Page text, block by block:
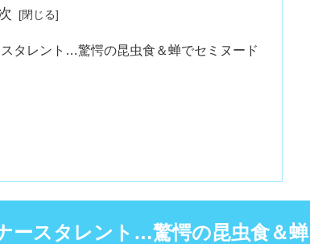
タレント…驚愕の昆虫食＆蝉でセミヌード
ースタレント…驚愕の昆虫食＆蝉